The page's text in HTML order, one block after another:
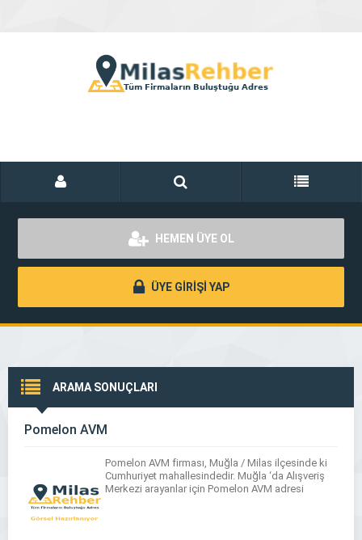
HEMEN ÜYE OL
ÜYE GİRİŞİ YAP
ARAMA SONUÇLARI
Pomelon AVM
Pomelon AVM firması, Muğla / Milas ilçesinde ki
Cumhuriyet mahallesindedir. Muğla ‘da Alışveriş
Merkezi arayanlar için Pomelon AVM adresi